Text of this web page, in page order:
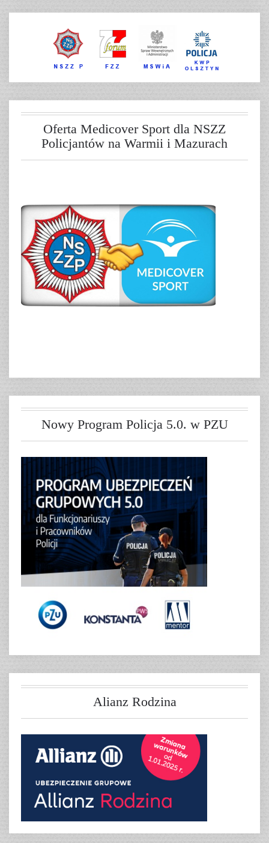
Oferta Medicover Sport dla NSZZ
Policjantów na Warmii i Mazurach
Nowy Program Policja 5.0. w PZU
Alianz Rodzina